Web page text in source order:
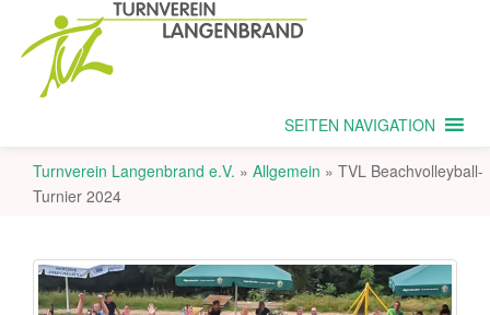
SEITEN NAVIGATION
Turnverein Langenbrand e.V. » Allgemein » TVL Beachvolleyball-
Turnier 2024